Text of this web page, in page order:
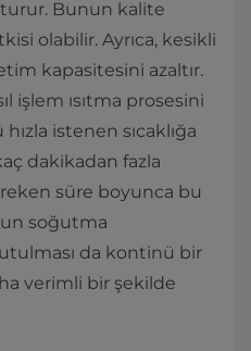
Bunun kalite
olabilir. Ayrıca, kesikli
kapasitesini azaltır.
işlem ısıtma prosesini
istenen sıcaklığa
dakikadan fazla
süre boyunca bu
soğutma
da kontinü bir
verimli bir şekilde